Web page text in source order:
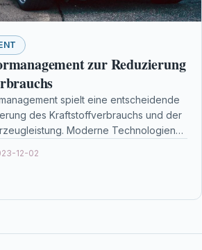
zur Reduzierung
spielt eine entscheidende
des Kraftstoffverbrauchs und der
Moderne Technologien
12-02